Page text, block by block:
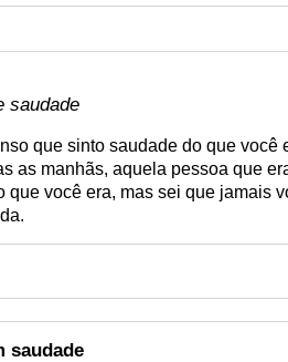
saudade
que sinto saudade do que você
as manhãs, aquela pessoa que
que você era, mas sei que jamais
saudade